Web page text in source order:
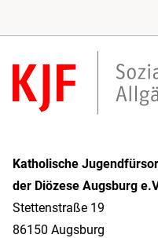
Katholische
der Diözese Augsburg
Stettenstraße 19
86150 Augsburg